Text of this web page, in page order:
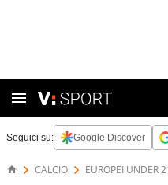
Seguici su: Google Discover
CALCIO EUROPEI UNDER